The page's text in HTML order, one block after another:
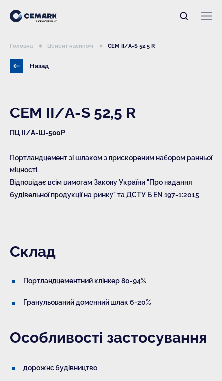
Назад
Головна Цемент насипом CEM II/A-S 52,5 R
CEM II/A-S 52,5 R
ПЦ IІ/А-Ш-500Р
Портландцемент зі шлаком з прискореним набором ранньої
міцності.
Відповідає всім вимогам Закону України "Про надання
будівельної продукції на ринку" та ДСТУ Б EN 197-1:2015
Склад
Портландцементний клінкер 80-94%
Гранульований доменний шлак 6-20%
Особливості застосування
дорожнє будівництво